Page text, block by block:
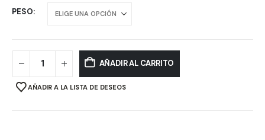
PESO
AÑADIR AL CARRITO
AÑADIR A LA LISTA DE DESEOS